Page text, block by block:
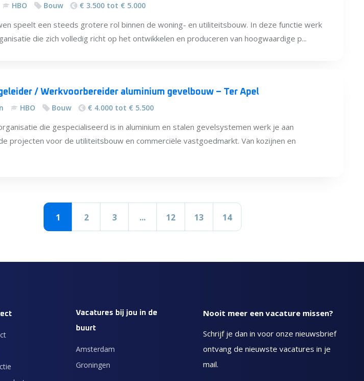
HBO Bouw € 3.500 tot € 5.000
speelt een steeds grotere rol binnen de woning- en utiliteitsbouw. In deze functie werk
die zich volledig richt op het ontwikkelen en produceren van hoogwaardige p...
/ Werkvoorbereider aluminium gevelbouw – Ter Apel
HBO Bouw € 4.000 tot € 5.500
die gespecialiseerd is in aluminium en stalen gevelsystemen werk je aan
projecten voor de utiliteitsbouw en commerciële vastgoedmarkt. Van kozijnen en
1 2 3 ... 12 13 14
Vacatures bij jou in de
buurt
Amsterdam
Groningen
Nooit meer een vacature missen?
Schrijf je dan in voor onze nieuwsbrief
ontvang de nieuwste vacatures in je
mail.